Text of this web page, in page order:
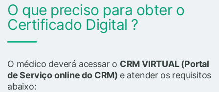
O que preciso para obter o
Certificado Digital ?
O médico deverá acessar o CRM VIRTUAL (Portal
de Serviço online do CRM) e atender os requisitos
abaixo: